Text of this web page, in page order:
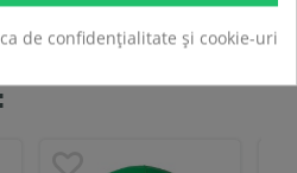
de confidențialitate și cookie-uri